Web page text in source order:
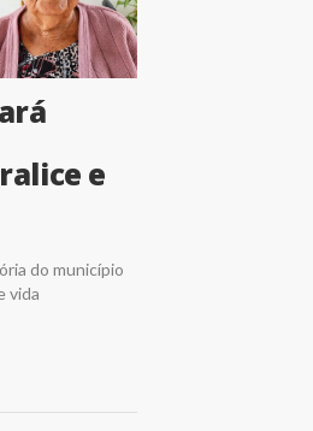
e
do município
vida